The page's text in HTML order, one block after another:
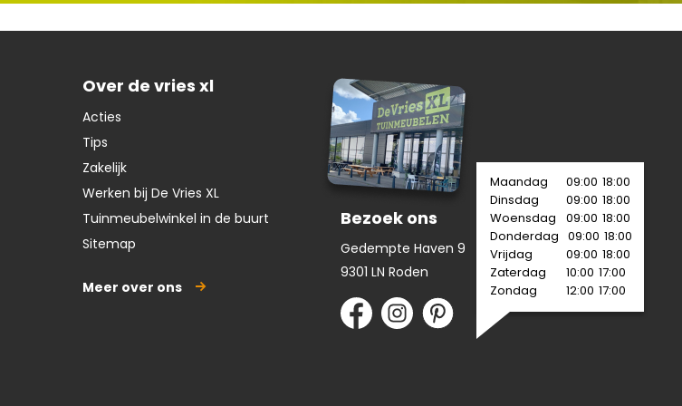
Over de vries xl
Acties
Tips
Zakelijk
Werken bij De Vries XL
Tuinmeubelwinkel in de buurt
Sitemap
Meer over ons
Bezoek ons
Gedempte Haven 9
9301 LN Roden
Maandag 09:00 18:00
Dinsdag
09:00 18:00
Woensdag
09:00 18:00
Donderdag 09:00 18:00
Vrijdag
09:00 18:00
Zaterdag
10:00 17:00
Zondag
12:00 17:00